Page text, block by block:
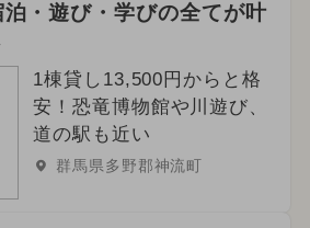
・遊び・学びの全てが叶
1棟貸し13,500円からと格
安！恐竜博物館や川遊び、
道の駅も近い
群馬県多野郡神流町